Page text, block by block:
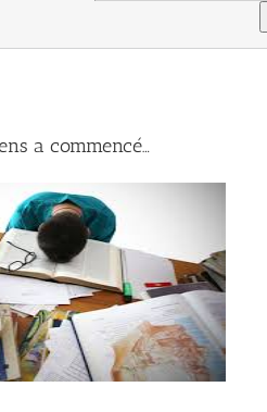
a commencé…